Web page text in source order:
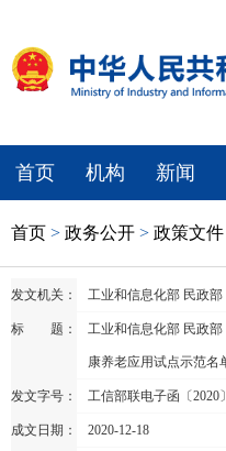
首页 机构 新闻
首页 > 政务公开 > 政策文件
发文机关： 工业和信息化部 民政
标 题： 工业和信息化部 民政
康养老应用试点示范名
发文字号： 工信部联电子函〔2020
成文日期： 2020-12-18